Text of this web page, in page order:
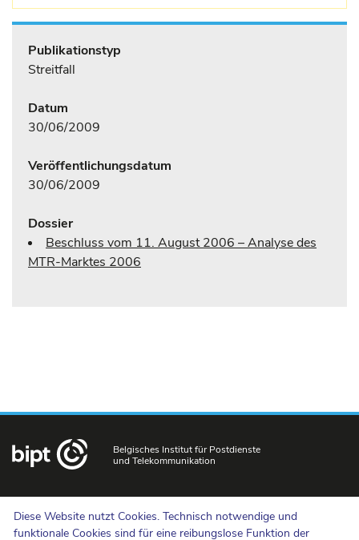
Diese Website nutzt Cookies. Technisch notwendige und
funktionale Cookies sind für eine reibungslose Funktion der
Publikationstyp
Streitfall
Datum
30/06/2009
Veröffentlichungsdatum
30/06/2009
Dossier
Beschluss vom 11. August 2006 – Analyse des
MTR-Marktes 2006
Belgisches Institut für Postdienste
und Telekommunikation
Uns kontaktieren
Hinweisgebermeldungen